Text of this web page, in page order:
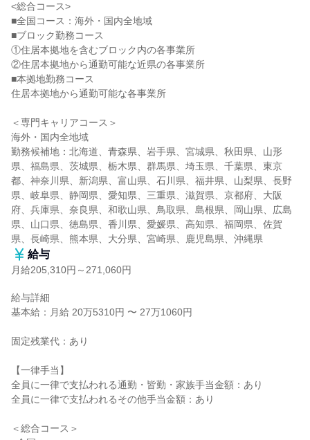
<総合コース>
■全国コース：海外・国内全地域
■ブロック勤務コース
①住居本拠地を含むブロック内の各事業所
②住居本拠地から通勤可能な近県の各事業所
■本拠地勤務コース
住居本拠地から通勤可能な各事業所
＜専門キャリアコース＞
海外・国内全地域
勤務候補地：北海道、青森県、岩手県、宮城県、秋田県、山形
県、福島県、茨城県、栃木県、群馬県、埼玉県、千葉県、東京
都、神奈川県、新潟県、富山県、石川県、福井県、山梨県、長野
県、岐阜県、静岡県、愛知県、三重県、滋賀県、京都府、大阪
府、兵庫県、奈良県、和歌山県、鳥取県、島根県、岡山県、広島
県、山口県、徳島県、香川県、愛媛県、高知県、福岡県、佐賀
県、長崎県、熊本県、大分県、宮崎県、鹿児島県、沖縄県
給与
月給205,310円～271,060円
給与詳細
基本給：月給 20万5310円 〜 27万1060円
固定残業代：あり
【一律手当】
全員に一律で支払われる通勤・皆勤・家族手当金額：あり
全員に一律で支払われるその他手当金額：あり
＜総合コース＞